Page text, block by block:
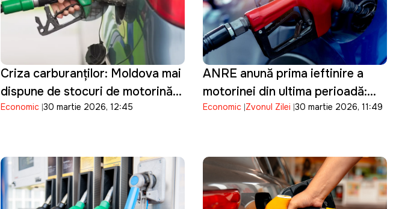
Criza carburanților: Moldova mai
dispune de stocuri de motorină
pentru doar șase zile
Economic 30 martie 2026, 12:45
ANRE anunță prima ieftinire a
motorinei din ultima perioadă:
Prețul scade cu 17 bani
Economic Zvonul Zilei 30 martie 2026, 11:49